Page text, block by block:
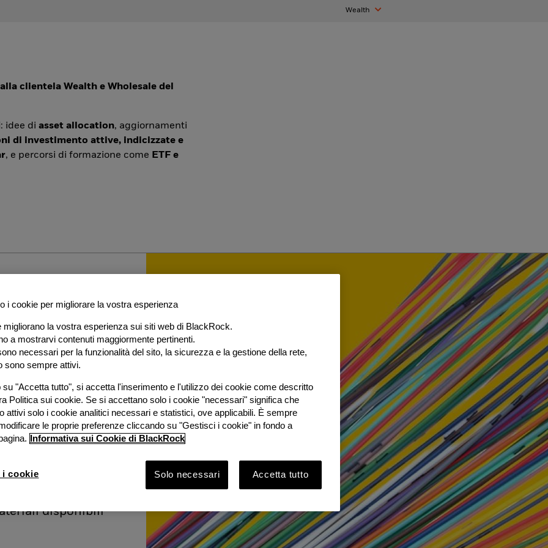
Wealth
alla clientela Wealth e Wholesale del
idee di asset allocation, aggiornamenti
di investimento attive, indicizzate e
, e percorsi di formazione come ETF e
2026 con
e
disponibili
i cookie per migliorare la vostra esperienza
migliorano la vostra esperienza sui siti web di BlackRock.
a mostrarvi contenuti maggiormente pertinenti.
necessari per la funzionalità del sito, la sicurezza e la gestione della rete,
sono sempre attivi.
su "Accetta tutto", si accetta l'inserimento e l'utilizzo dei cookie come descritto
Politica sui cookie. Se si accettano solo i cookie "necessari" significa che
attivi solo i cookie analitici necessari e statistici, ove applicabili. È sempre
le proprie preferenze cliccando su "Gestisci i cookie" in fondo a
Informativa sui Cookie di BlackRock
Solo necessari Accetta tutto
cookie